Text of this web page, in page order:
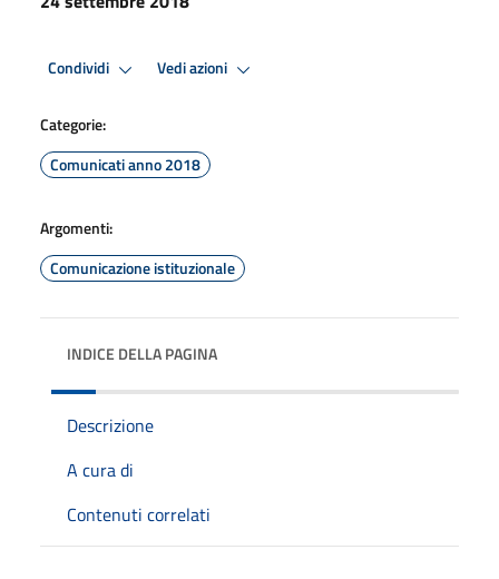
Condividi Vedi azioni
Categorie:
Comunicati anno 2018
Argomenti:
Comunicazione istituzionale
INDICE DELLA PAGINA
Descrizione
A cura di
Contenuti correlati